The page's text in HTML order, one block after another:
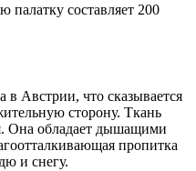
палатку составляет 200
в Австрии, что сказывается
сторону. Ткань
Она обладает дышащими
пропитка
и снегу.